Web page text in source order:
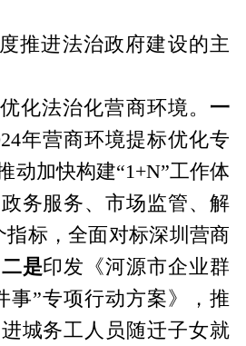
推进法治政府建设的主
化法治化营商环境。 一
年营商环境提标优化专
动加快构建“1+N”工作体
务服务、市场监管、解
指标，全面对标深圳营商
二是印发《河源市企业群
事”专项行动方案》，推
城务工人员随迁子女就